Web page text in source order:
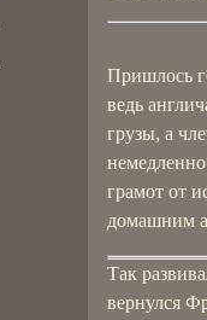
Пришлось
ведь
грузы, а
немедленно
грамот от
домашним
Так
вернулся